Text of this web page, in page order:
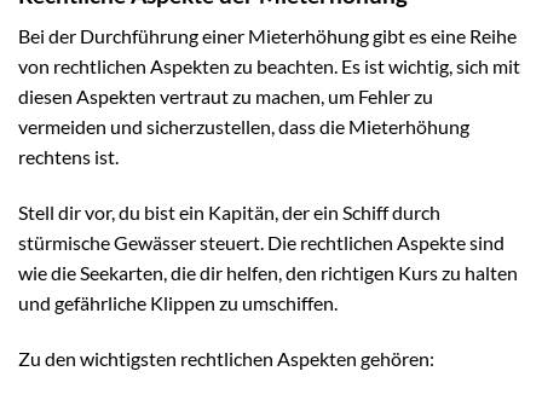
Bei der Durchführung einer Mieterhöhung gibt es eine Reihe
von rechtlichen Aspekten zu beachten. Es ist wichtig, sich mit
diesen Aspekten vertraut zu machen, um Fehler zu
vermeiden und sicherzustellen, dass die Mieterhöhung
rechtens ist.
Stell dir vor, du bist ein Kapitän, der ein Schiff durch
stürmische Gewässer steuert. Die rechtlichen Aspekte sind
wie die Seekarten, die dir helfen, den richtigen Kurs zu halten
und gefährliche Klippen zu umschiffen.
Zu den wichtigsten rechtlichen Aspekten gehören: